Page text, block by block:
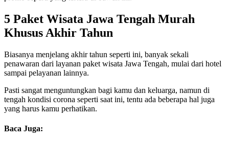
5 Paket Wisata Jawa Tengah Murah
Khusus Akhir Tahun
Biasanya menjelang akhir tahun seperti ini, banyak sekali
penawaran dari layanan paket wisata Jawa Tengah, mulai dari hotel
sampai pelayanan lainnya.
Pasti sangat menguntungkan bagi kamu dan keluarga, namun di
tengah kondisi corona seperti saat ini, tentu ada beberapa hal juga
yang harus kamu perhatikan.
Baca Juga: